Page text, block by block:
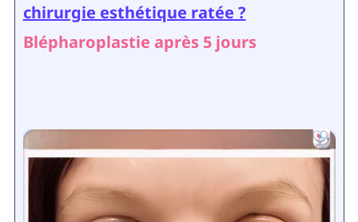
chirurgie esthétique ratée ?
Blépharoplastie après 5 jours